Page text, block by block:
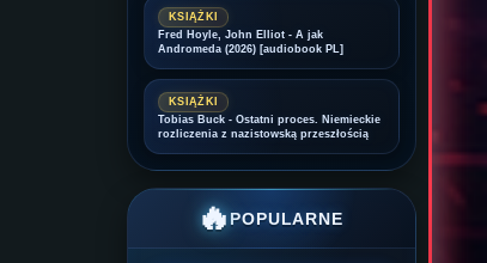
KSIĄŻKI
Fred Hoyle, John Elliot - A jak
Andromeda (2026) [audiobook PL]
KSIĄŻKI
Tobias Buck - Ostatni proces. Niemieckie
rozliczenia z nazistowską przeszłością
🔥POPULARNE